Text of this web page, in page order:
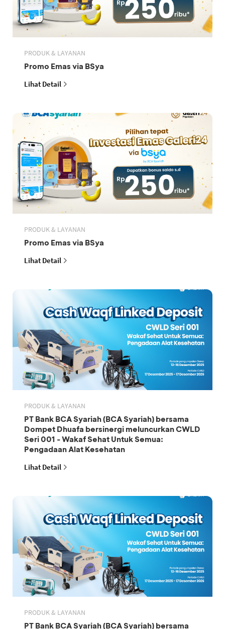
PRODUK & LAYANAN
Promo Emas via BSya
Lihat Detail
PRODUK & LAYANAN
Promo Emas via BSya
Lihat Detail
PRODUK & LAYANAN
PT Bank BCA Syariah (BCA Syariah) bersama
Dompet Dhuafa bersinergi meluncurkan CWLD
Seri 001 - Wakaf Sehat Untuk Semua:
Pengadaan Alat Kesehatan
Lihat Detail
PRODUK & LAYANAN
PT Bank BCA Syariah (BCA Syariah) bersama